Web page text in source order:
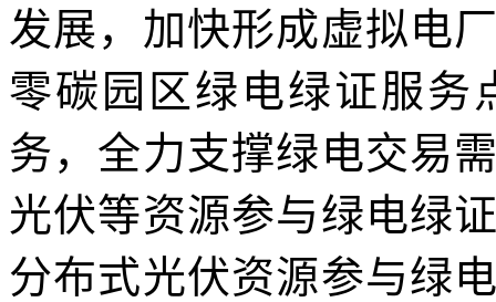
发展，加快形成虚拟电
零碳园区绿电绿证服务
务，全力支撑绿电交易
光伏等资源参与绿电绿
分布式光伏资源参与绿